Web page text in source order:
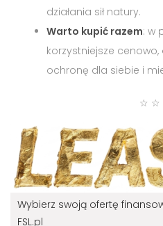
działania sił natury.
Warto kupić razem: w
korzystniejsze
ochronę dla siebie i
☆ ☆
Wybierz swoją ofertę
FSL.pl